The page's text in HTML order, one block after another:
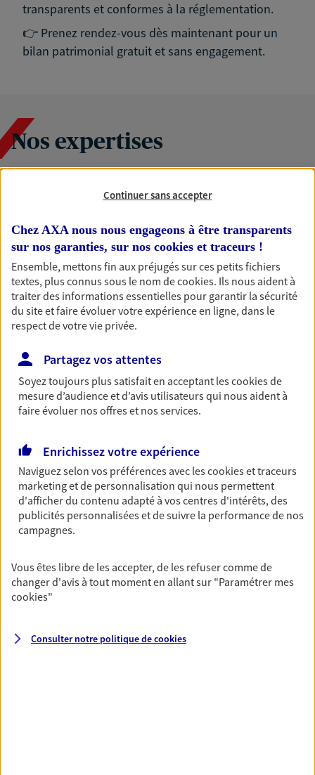
transparents et conformes à la réglementation.
👉 Prenez rendez-vous dès maintenant pour un
bilan patrimonial gratuit et sans engagement.
Nos expertises
Vous aider à constituer une
épargne
De nombreuses solutions s'offrent à vous pour faire
fructifier votre épargne. Laquelle correspond à vos
objectifs ? Rien ne remplace les conseils d'un expert :
Assurance vie, PER, Livret… Faisons le point ensemble !
succession
Préparer au mieux la transmission de votre patrimoine à
votre conjoint, vos enfants et vos proches en respectant
vos objectifs et en vous aidant à prendre les bonnes
Optimiser votre fiscalité
En procédant à un bilan social et patrimonial, nous vous
aidons à optimiser votre fiscalité. Ensemble, nous
trouvons des solutions : assurance retraite, assurance
Optimiser la gestion de votre
Gérez et optimisez votre patrimoine avec nos solutions
Continuer sans accepter
Chez AXA nous nous engageons à être transparents
sur nos garanties, sur nos cookies et traceurs !
Ensemble, mettons fin aux préjugés sur ces petits fichiers
textes, plus connus sous le nom decookies. Ils nous aident à
traiter des informations essentielles pour garantir la sécurité
du site et faire évoluer votre expérience en ligne, dans le
respect de votre vie privée.
Partagez vos attentes
Soyez toujours plus satisfait en acceptant lescookiesde
mesure d’audience et d’avis utilisateurs qui nous aident à
faire évoluer nos offres et nos services.
Enrichissez votre expérience
Naviguez selon vos préférences avec lescookies et traceurs
marketing et de personnalisation qui nous permettent
d'afficher du contenu adapté à vos centres d'intérêts, des
publicités personnalisées et de suivre la performance de nos
campagnes.
Vous êtes libre de les accepter, de les refuser comme de
changer d'avis à tout moment en allant sur "Paramétrer mes
cookies"
Consulter notre politique decookies